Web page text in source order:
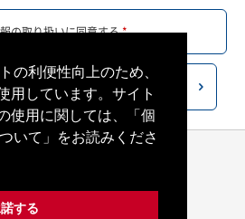
の利便性向上のため、
用しています。 サイト
使用に関しては、「個
いて」をお読みくださ
する
の取り扱いに同意する*
確認画面へ
の取り扱いについて